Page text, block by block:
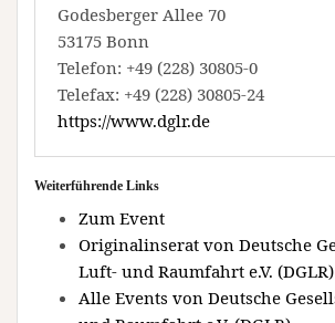
Godesberger Allee 70
53175 Bonn
Telefon: +49 (228) 30805-0
Telefax: +49 (228) 30805-24
https://www.dglr.de
Weiterführende Links
Zum Event
Originalinserat von Deutsche
Luft- und Raumfahrt e.V. (DGLR)
Alle Events von Deutsche